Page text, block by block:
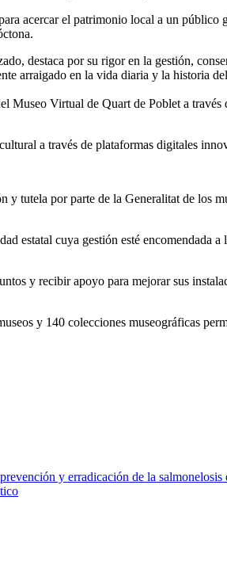
acercar el patrimonio local a un público
destaca por su rigor en la gestión,
arraigado en la vida diaria y la historia
Museo Virtual de Quart de Poblet a través
a través de plataformas digitales
tutela por parte de la Generalitat de los
estatal cuya gestión esté encomendada
y recibir apoyo para mejorar sus
y 140 colecciones museográficas
y erradicación de la salmonelosis